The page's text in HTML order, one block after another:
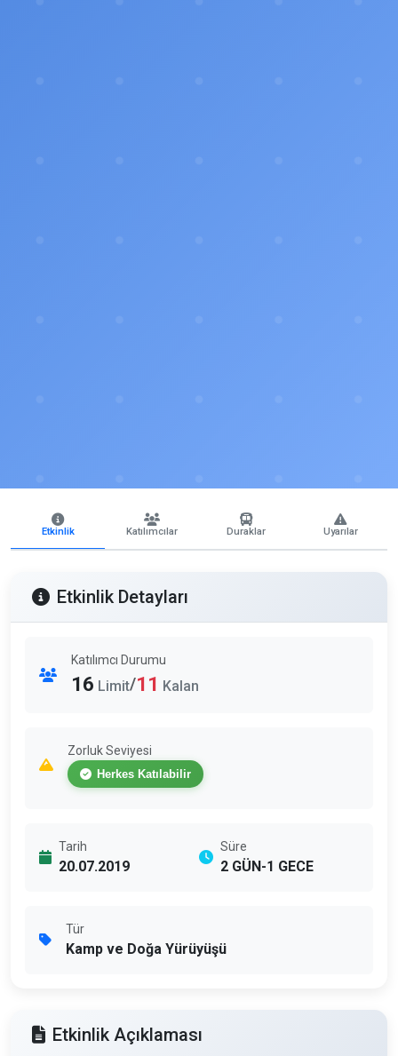
Etkinlik Katılımcılar Duraklar Uyarılar
Etkinlik Detayları
Katılımcı Durumu
16 Limit/11 Kalan
Zorluk Seviyesi
Herkes Katılabilir
Tarih
20.07.2019
Süre
2 GÜN-1 GECE
Tür
Kamp ve Doğa Yürüyüşü
Etkinlik Açıklaması